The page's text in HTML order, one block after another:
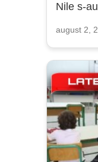
Nile s-
august 2,